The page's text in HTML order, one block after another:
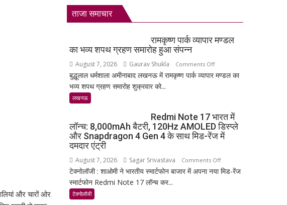
और चारों ओर
ताजा समाचार
रामकृष्ण पार्क व्यापार मण्डल
का भव्य शपथ ग्रहण समारोह हुआ संपन्न
August 7, 2026 Gaurav Shukla Comments Offon
रामकृष्ण
का
भव्य
शपथ
समारोह
हुआ
बुद्धूलाल धर्मशाला अमीनाबाद लखनऊ में रामकृष्ण पार्क व्यापार मण्डल का
भव्य शपथ ग्रहण समारोह शुक्रवार को...
लखनऊ
Redmi Note 17 भारत में
लॉन्च: 8,000mAh बैटरी, 120Hz AMOLED डिस्प्ले
और Snapdragon 4 Gen 4 के साथ मिड-रेंज में
दमदार एंट्री
August 7, 2026 Sagar Srivastava Comments Offon
Redmi
टेक्नोलॉजी : शाओमी ने भारतीय स्मार्टफोन बाजार में अपना नया मिड-रेंज
स्मार्टफोन Redmi Note 17 लॉन्च कर...
टेक्नोलॉजी